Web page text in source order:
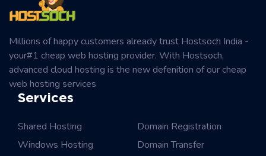
Millions of happy customers already trust Hostsoch India -
your#1 cheap web hosting provider. With Hostsoch,
advanced cloud hosting is the new defenition of our cheap
web hosting services
Services
Shared Hosting
Windows Hosting
Domain Registration
Domain Transfer